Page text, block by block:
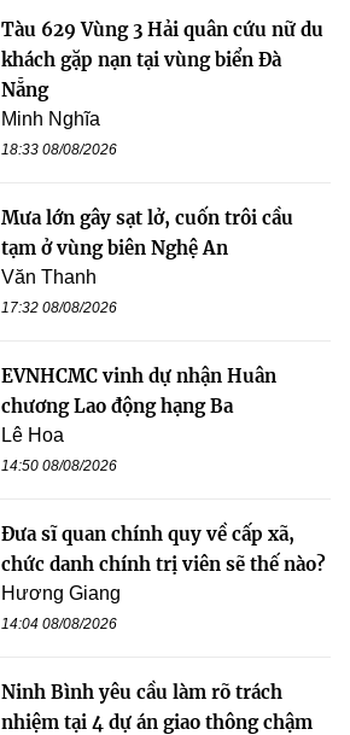
Tàu 629 Vùng 3 Hải quân cứu nữ du
khách gặp nạn tại vùng biển Đà
Nẵng
Minh Nghĩa
18:33 08/08/2026
Mưa lớn gây sạt lở, cuốn trôi cầu
tạm ở vùng biên Nghệ An
Văn Thanh
17:32 08/08/2026
EVNHCMC vinh dự nhận Huân
chương Lao động hạng Ba
Lê Hoa
14:50 08/08/2026
Đưa sĩ quan chính quy về cấp xã,
chức danh chính trị viên sẽ thế nào?
Hương Giang
14:04 08/08/2026
Ninh Bình yêu cầu làm rõ trách
nhiệm tại 4 dự án giao thông chậm